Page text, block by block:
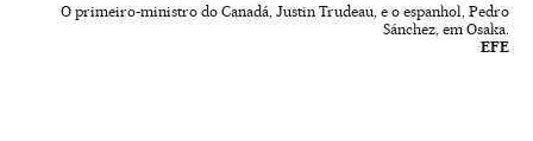
O primeiro-ministro do Canadá, Justin Trudeau, e o espanhol, Pedro
Sánchez, em Osaka.
EFE